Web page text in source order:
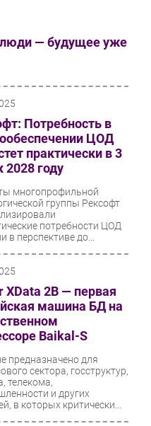
люди — будущее уже
Потребность в
ЦОД
практически в 3
2028 году
многопрофильной
группы Рексофт
потребности ЦОД
в перспективе до...
XData 2В — первая
машина БД на
Baikal-S
предназначено для
сектора, госструктур,
телекома,
и других
в которых критически...